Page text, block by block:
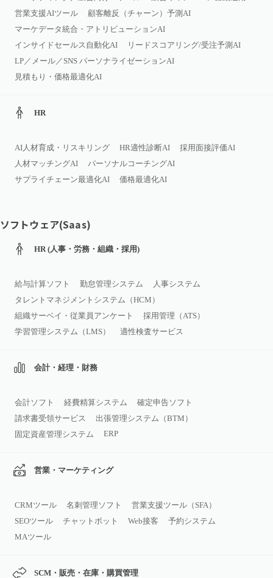
営業支援AIツール
顧客離反（チャーン）予測AI
マーケデータ統合・アトリビューションAI
インサイドセールス自動化AI
リードスコアリング/受注予測AI
LP／メール／SNS パーソナライゼーションAI
見積もり・価格最適化AI
HR
AI人材育成・リスキリング HR適性診断AI
採用面接評価AI
人材マッチングAI
パーソナルコーチングAI
サプライチェーン最適化AI
価格最適化AI
ソフトウェア(Saas)
HR (人事・労務・組織・採用)
給与計算ソフト 勤怠管理システム
人事システム
タレントマネジメントシステム（HCM）
組織サーベイ・従業員アンケート
採用管理（ATS）
学習管理システム（LMS）
適性検査サービス
会計・経理・財務
会計ソフト 経費精算システム
確定申告ソフト
請求書受領サービス
出張管理システム（BTM）
固定資産管理システム
ERP
営業・マーケティング
CRMツール 名刺管理ソフト
営業支援ツール（SFA）
SEOツール
チャットボット Web接客
予約システム
MAツール
SCM・販売・在庫・購買管理